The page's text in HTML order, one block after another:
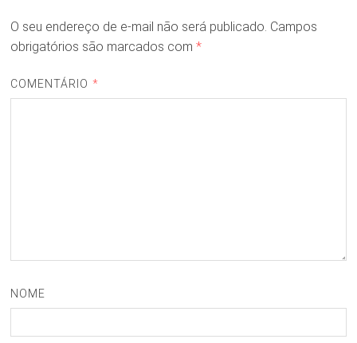
O seu endereço de e-mail não será publicado. Campos
obrigatórios são marcados com *
COMENTÁRIO *
NOME